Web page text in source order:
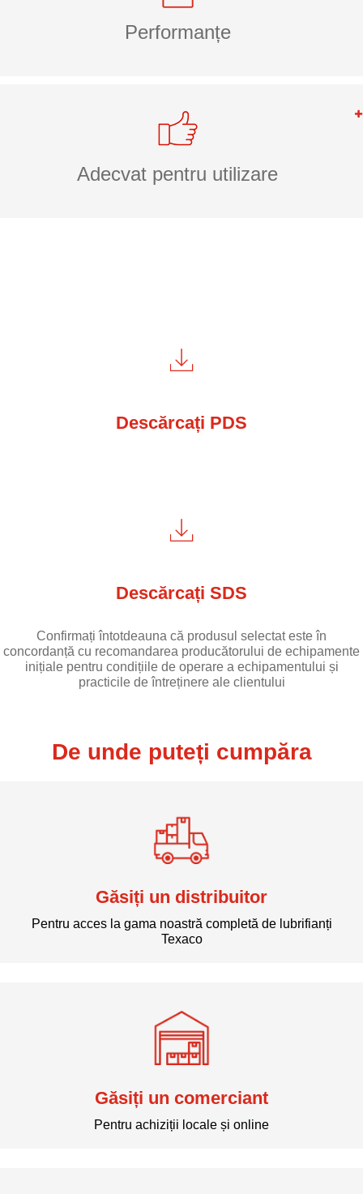
Performanțe
Adecvat pentru utilizare
Descărcați PDS
Descărcați SDS
Confirmați întotdeauna că produsul selectat este în
concordanță cu recomandarea producătorului de echipamente
inițiale pentru condițiile de operare a echipamentului și
practicile de întreținere ale clientului
De unde puteți cumpăra
Găsiți un distribuitor
Pentru acces la gama noastră completă de lubrifianți
Texaco
Găsiți un comerciant
Pentru achiziții locale și online